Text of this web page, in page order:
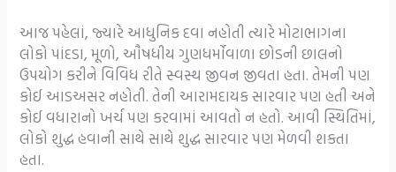
આજ પહેલાં, જ્યારે આધુનિક દવા નહોતી ત્યારે મોટાભાગના
લોકો પાંદડા, મૂળો, ઔષધીય ગુણધર્મોવાળા છોડની છાલનો
ઉપયોગ કરીને વિવિધ રીતે સ્વસ્થ જીવન જીવતા હતા. તેમની પણ
કોઈ આડઅસર નહોતી. તેની આરામદાયક સારવાર પણ હતી અને
કોઈ વધારાનો ખર્ચ પણ કરવામાં આવતો ન હતો. આવી સ્થિતિમાં,
લોકો શુદ્ધ હવાની સાથે સાથે શુદ્ધ સારવાર પણ મેળવી શકતા
હતા.